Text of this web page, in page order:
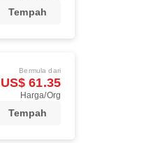
Tempah
Bermula dari
US$ 61.35
Harga/Org
Tempah